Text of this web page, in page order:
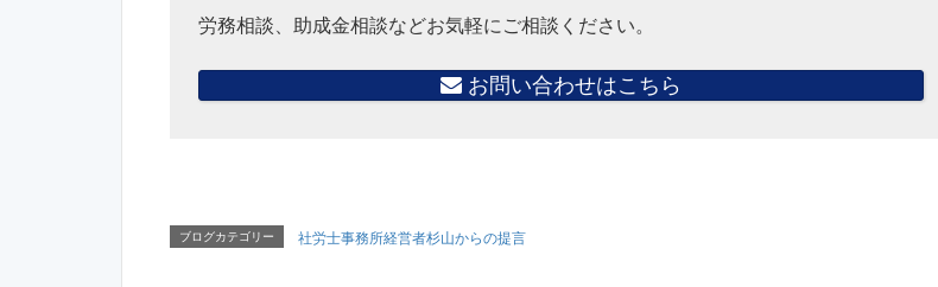
労務相談、助成金相談などお気軽にご相談ください。
お問い合わせはこちら
ブログカテゴリー 社労士事務所経営者杉山からの提言